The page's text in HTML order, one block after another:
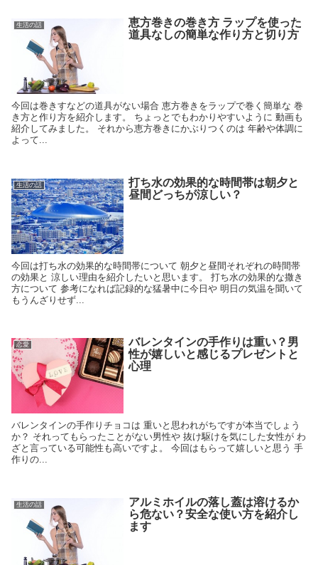
生活の話
恵方巻きの巻き方 ラップを使った
道具なしの簡単な作り方と切り方
今回は巻きすなどの道具がない場合 恵方巻きをラップで巻く簡単な 巻
き方と作り方を紹介します。 ちょっとでもわかりやすいように 動画も
紹介してみました。 それから恵方巻きにかぶりつくのは 年齢や体調に
よって...
生活の話
打ち水の効果的な時間帯は朝夕と
昼間どっちが涼しい？
今回は打ち水の効果的な時間帯について 朝夕と昼間それぞれの時間帯
の効果と 涼しい理由を紹介したいと思います。 打ち水の効果的な撒き
方について 参考になれば記録的な猛暑中に今日や 明日の気温を聞いて
もうんざりせず...
恋愛
バレンタインの手作りは重い？男
性が嬉しいと感じるプレゼントと
心理
バレンタインの手作りチョコは 重いと思われがちですが本当でしょう
か？ それってもらったことがない男性や 抜け駆けを気にした女性が わ
ざと言っている可能性も高いですよ。 今回はもらって嬉しいと思う 手
作りの...
生活の話
アルミホイルの落し蓋は溶けるか
ら危ない？安全な使い方を紹介し
ます